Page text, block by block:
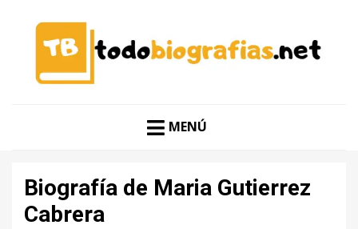
TODO BIOGRAFÍAS
MENÚ
Biografía de Maria Gutierrez
Cabrera